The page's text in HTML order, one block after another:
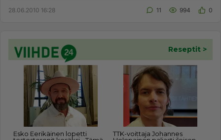
28.06.2010 16:28 11 994 0